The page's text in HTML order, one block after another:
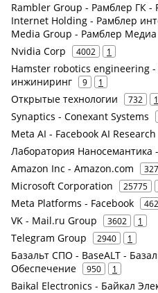
Rambler Group - Рамблер ГК -
Internet Holding - Рамблер
Media Group - Рамблер Медиа
Nvidia Corp 4002 1
Hamster robotics engineering -
инжиниринг
9 1
Открытые технологии 732 1
Synaptics - Conexant Systems
Meta AI - Facebook AI Research
Лаборатория Наносемантика
Amazon Inc - Amazon.com
Microsoft Corporation 25775
Meta Platforms - Facebook
VK - Mail.ru Group 3602 1
Telegram Group 2940 1
Базальт СПО - BaseALT -
Обеспечение
950 1
Baikal Electronics - Байкал